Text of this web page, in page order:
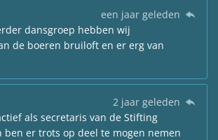
een jaar geleden
dansgroep hebben wij
de boeren bruiloft en er erg van
2 jaar geleden
als secretaris van de Stifting
ben er trots op deel te mogen nemen